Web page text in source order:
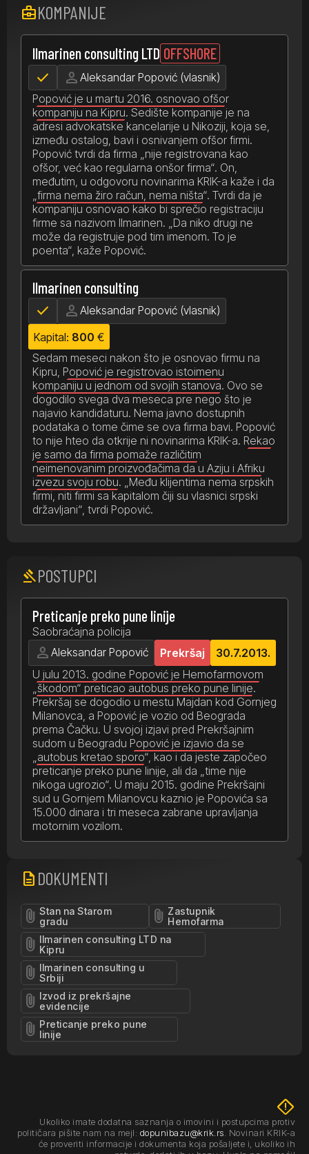
business_centerKOMPANIJE
Ilmarinen consulting LTD OFFSHORE
check person Aleksandar Popović (vlasnik)
Popović je u martu 2016. osnovao ofšor
kompaniju na Kipru. Sedište kompanije je na
adresi advokatske kancelarije u Nikoziji, koja se,
između ostalog, bavi i osnivanjem ofšor firmi.
Popović tvrdi da firma „nije registrovana kao
ofšor, već kao regularna onšor firma“. On,
međutim, u odgovoru novinarima KRIK-a kaže i da
„firma nema žiro račun, nema ništa“. Tvrdi da je
kompaniju osnovao kako bi sprečio registraciju
firme sa nazivom Ilmarinen. „Da niko drugi ne
može da registruje pod tim imenom. To je
poenta“, kaže Popović.
Ilmarinen consulting
check person Aleksandar Popović (vlasnik)
Kapital: 800 €
Sedam meseci nakon što je osnovao firmu na
Kipru, Popović je registrovao istoimenu
kompaniju u jednom od svojih stanova. Ovo se
dogodilo svega dva meseca pre nego što je
najavio kandidaturu. Nema javno dostupnih
podataka o tome čime se ova firma bavi. Popović
to nije hteo da otkrije ni novinarima KRIK-a. Rekao
je samo da firma pomaže različitim
neimenovanim proizvođačima da u Aziju i Afriku
izvezu svoju robu. „Među klijentima nema srpskih
firmi, niti firmi sa kapitalom čiji su vlasnici srpski
državljani“, tvrdi Popović.
gavelPOSTUPCI
Preticanje preko pune linije
Saobraćajna policija
person Aleksandar Popović Prekršaj
30.7.2013.
U julu 2013. godine Popović je Hemofarmovom
„škodom“ preticao autobus preko pune linije.
Prekršaj se dogodio u mestu Majdan kod Gornjeg
Milanovca, a Popović je vozio od Beograda
prema Čačku. U svojoj izjavi pred Prekršajnim
sudom u Beogradu Popović je izjavio da se
„autobus kretao sporo“ , kao i da jeste započeo
preticanje preko pune linije, ali da „time nije
nikoga ugrozio“. U maju 2015. godine Prekršajni
sud u Gornjem Milanovcu kaznio je Popovića sa
15.000 dinara i tri meseca zabrane upravljanja
motornim vozilom.
description DOKUMENTI
attach_file Stan na Starom
gradu
attach_file Zastupnik
Hemofarma
attach_file Ilmarinen consulting LTD na
Kipru
attach_file Ilmarinen consulting u
Srbiji
attach_file Izvod iz prekršajne
evidencije
attach_file Preticanje preko pune
linije
emergency_home
Ukoliko imate dodatna saznanja o imovini i postupcima protiv
političara pišite nam na mejl: dopunibazu@krik.rs . Novinari KRIK-a
će proveriti informacije i dokumenta koja pošaljete i, ukoliko ih